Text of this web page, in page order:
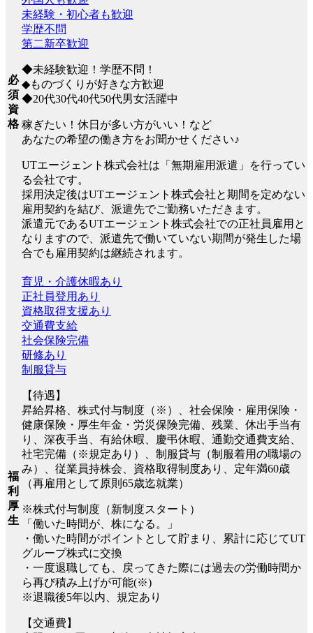
必
須
資
格
未経験・初心者も歓迎
学歴不問
第二新卒歓迎
◆未経験歓迎！学歴不問！
◆ものづくりが好きな方歓迎
◆20代30代40代50代男女活躍中
稼ぎたい！休日が多い方がいい！など
あなたの希望の働き方をお聞かせください♪
UTエージェント株式会社は「無期雇用派遣」を行ってい
る会社です。
採用決定後はUTエージェント株式会社と期間を定めない
雇用契約を結び、派遣先でご勤務いただきます。
派遣元であるUTエージェント株式会社での正社員雇用と
なりますので、派遣先で働いていない期間が発生した場
合でも雇用契約は継続されます。
福
利
厚
生
育児・介護休暇あり
正社員登用あり
資格取得支援あり
交通費支給
社会保険完備
研修あり
制服貸与
【待遇】
昇給昇格、株式付与制度（※）、社会保険・雇用保険・
健康保険・厚生年金・労災保険完備、残業、休出手当有
り、深夜手当、有給休暇、慶弔休暇、通勤交通費支給、
社宅完備（※規定あり）、制服貸与（制服着用の職場の
み）、従業員持株会、資格取得制度あり、定年満60歳
（再雇用として原則65歳迄就業）
※株式付与制度（新制度スタート）
「働いた時間が、株になる。」
・働いた時間がポイントとして貯まり、累計に応じてUT
グループ株式に交換
・一度退職しても、戻ってきた際には過去の労働時間か
ら再び積み上げが可能(※)
※退職後5年以内、規定あり
【交通費】